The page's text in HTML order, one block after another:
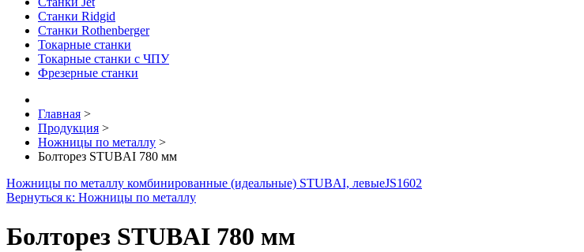
Станки Ridgid
Станки Rothenberger
Токарные станки
Токарные станки с ЧПУ
Фрезерные станки
Главная >
Продукция >
Ножницы по металлу >
Болторез STUBAI 780 мм
Ножницы по металлу комбинированные (идеальные) STUBAI, левыеJS1602
Вернуться к: Ножницы по металлу
Болторез STUBAI 780 мм